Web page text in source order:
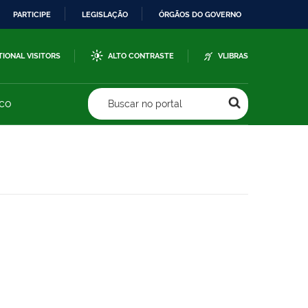
PARTICIPE LEGISLAÇÃO ÓRGÃOS DO GOVERNO
VISITORS ALTO CONTRASTE VLIBRAS
Buscar no portal